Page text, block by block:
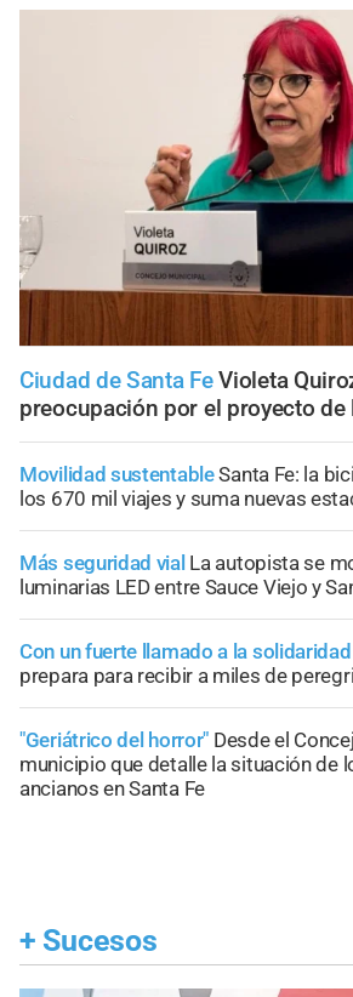
Ciudad de Santa Fe Violeta
preocupación por el proyecto de
Movilidad sustentableSanta Fe: la
los 670 mil viajes y suma nuevas
Más seguridad vial La autopista se
luminarias LED entre Sauce Viejo y
Con un fuerte llamado a la solidaridad
prepara para recibir a miles de
"Geriátrico del horror" Desde el
municipio que detalle la situación de
ancianos en Santa Fe
+ Sucesos